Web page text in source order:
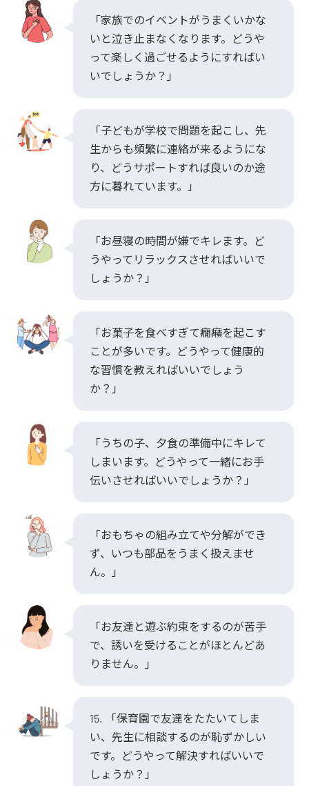
「家族でのイベントがうまくいかな
いと泣き止まなくなります。どうや
って楽しく過ごせるようにすればい
いでしょうか？」
「子どもが学校で問題を起こし、先
生からも頻繁に連絡が来るようにな
り、どうサポートすれば良いのか途
方に暮れています。」
「お昼寝の時間が嫌でキレます。ど
うやってリラックスさせればいいで
しょうか？」
「お菓子を食べすぎて癇癪を起こす
ことが多いです。どうやって健康的
な習慣を教えればいいでしょう
か？」
「うちの子、夕食の準備中にキレて
しまいます。どうやって一緒にお手
伝いさせればいいでしょうか？」
「おもちゃの組み立てや分解ができ
ず、いつも部品をうまく扱えませ
ん。」
「お友達と遊ぶ約束をするのが苦手
で、誘いを受けることがほとんどあ
りません。」
15. 「保育園で友達をたたいてしま
い、先生に相談するのが恥ずかしい
です。どうやって解決すればいいで
しょうか？」